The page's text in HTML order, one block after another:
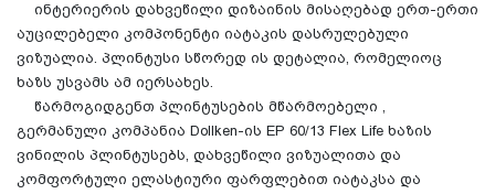
ინტერიერის დახვეწილი დიზაინის მისაღებად ერთ-ერთი
აუცილებელი კომპონენტი იატაკის დასრულებული
ვიზუალია. პლინტუსი სწორედ ის დეტალია, რომელიოც
ხაზს უსვამს ამ იერსახეს.
წარმოგიდგენთ პლინტუსების მწარმოებელი ,
გერმანული კომპანია Dollken-ის EP 60/13 Flex Life ხაზის
ვინილის პლინტუსებს, დახვეწილი ვიზუალითა და
კომფორტული ელასტიური ფარფლებით იატაკსა და